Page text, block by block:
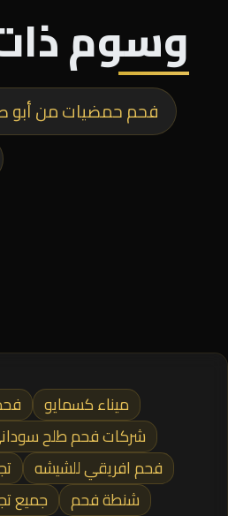
وسوم
فحم حمضيات من أبو
ميناء كسمايو
شركات فحم طلح
فحم افريقي للشيشه
شنطة فحم
جميع